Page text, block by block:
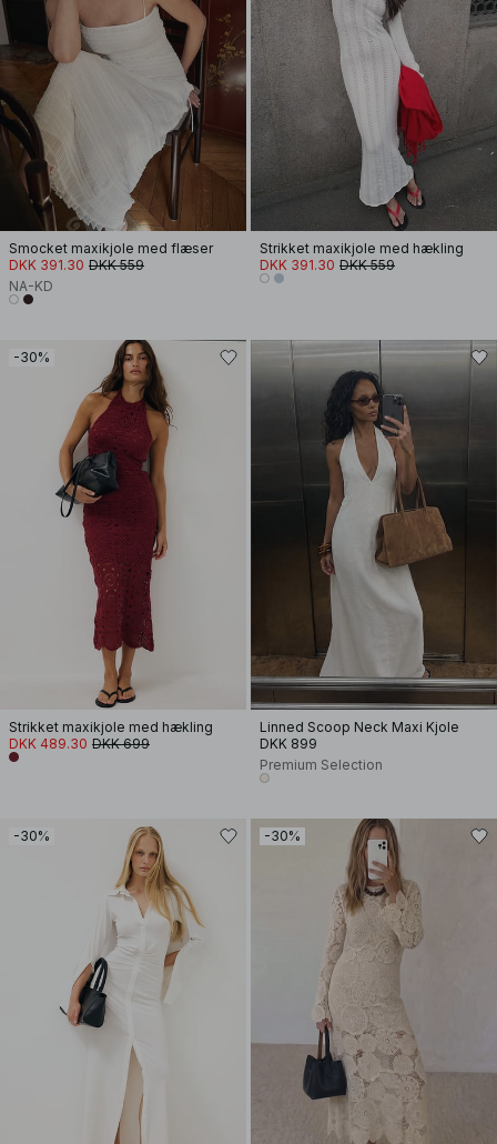
Smocket maxikjole med flæser
DKK 391.30 DKK 559
NA-KD
Strikket maxikjole med hækling
DKK 391.30 DKK 559
-30%
Strikket maxikjole med hækling
DKK 489.30 DKK 699
Linned Scoop Neck Maxi Kjole
DKK 899
Premium Selection
-30% -30%